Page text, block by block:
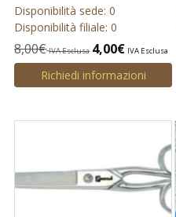
Disponibilità sede: 0
Disponibilità filiale: 0
8,00€ IVA Esclusa 4,00€ IVA Esclusa
Richiedi informazioni